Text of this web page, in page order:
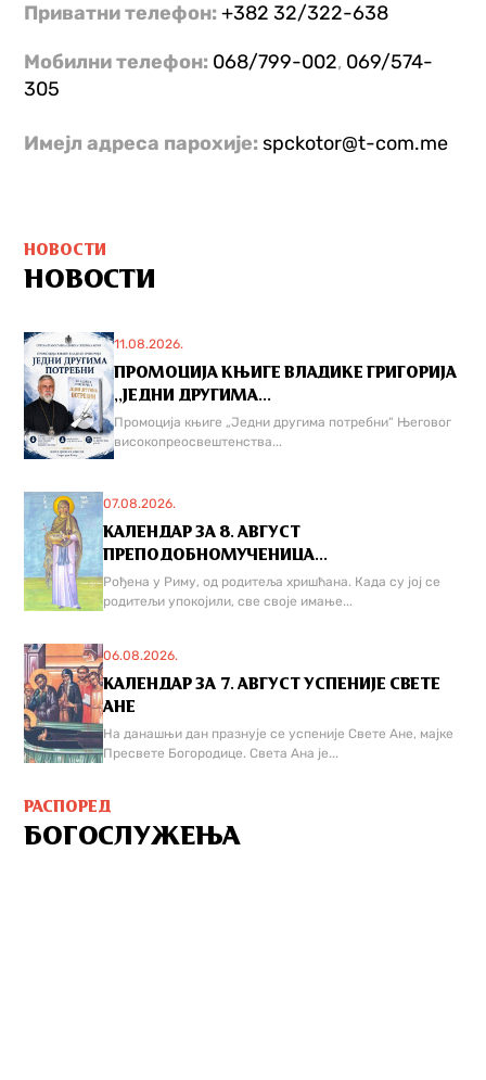
Приватни телефон: +382 32/322-638
Мобилни телефон: 068/799-002, 069/574-
305
Имејл адреса парохије: spckotor@t-com.me
НОВОСТИ
НОВОСТИ
11.08.2026.
ПРОМОЦИЈА КЊИГЕ ВЛАДИКЕ ГРИГОРИЈА
,,ЈЕДНИ ДРУГИМА...
Промоција књиге „Једни другима потребни“ Његовог
високопреосвештенства...
07.08.2026.
КАЛЕНДАР ЗА 8. АВГУСТ
ПРЕПОДОБНОМУЧЕНИЦА...
Рођена у Риму, од родитеља хришћана. Када су јој се
родитељи упокојили, све своје имање...
06.08.2026.
КАЛЕНДАР ЗА 7. АВГУСТ УСПЕНИЈЕ СВЕТЕ
АНЕ
На данашњи дан празнује се успеније Свете Ане, мајке
Пресвете Богородице. Света Ана је...
РАСПОРЕД
БОГОСЛУЖЕЊА